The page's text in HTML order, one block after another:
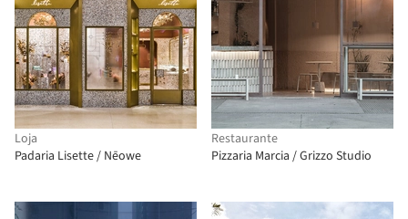
Loja
Padaria Lisette / Nēowe
Restaurante
Pizzaria Marcia / Grizzo Studio